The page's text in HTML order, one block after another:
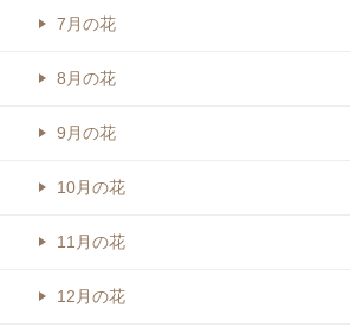
7月の花
8月の花
9月の花
10月の花
11月の花
12月の花